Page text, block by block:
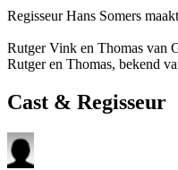
Regisseur Hans Somers
Rutger Vink en Thomas van
Rutger en Thomas, bekend
Cast & Regisseur